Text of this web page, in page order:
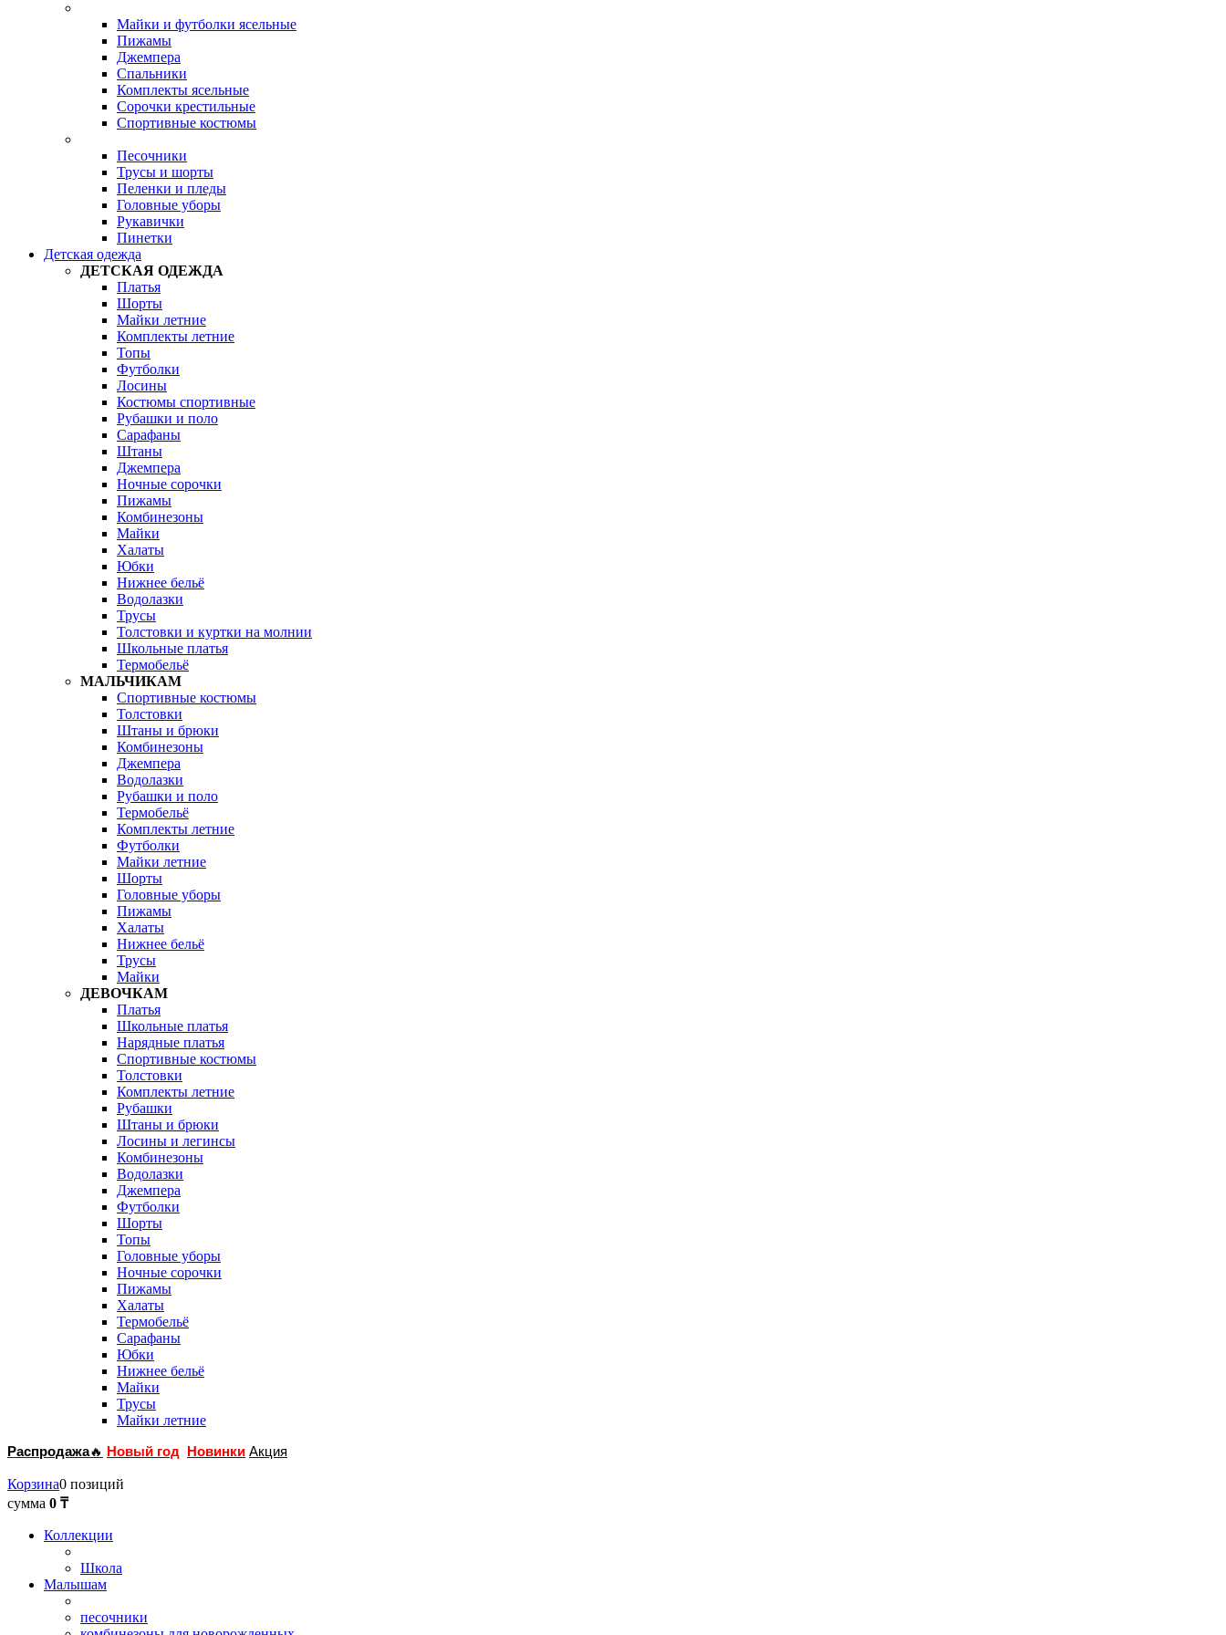
Майки и футболки ясельные
Пижамы
Джемпера
Спальники
Комплекты ясельные
Сорочки крестильные
Спортивные костюмы
Песочники
Трусы и шорты
Пеленки и пледы
Головные уборы
Рукавички
Пинетки
Детская одежда
ДЕТСКАЯ ОДЕЖДА
Платья
Шорты
Майки летние
Комплекты летние
Топы
Футболки
Лосины
Костюмы спортивные
Рубашки и поло
Сарафаны
Штаны
Джемпера
Ночные сорочки
Пижамы
Комбинезоны
Майки
Халаты
Юбки
Нижнее бельё
Водолазки
Трусы
Толстовки и куртки на молнии
Школьные платья
Термобельё
МАЛЬЧИКАМ
Спортивные костюмы
Толстовки
Штаны и брюки
Комбинезоны
Джемпера
Водолазки
Рубашки и поло
Термобельё
Комплекты летние
Футболки
Майки летние
Шорты
Головные уборы
Пижамы
Халаты
Нижнее бельё
Трусы
Майки
ДЕВОЧКАМ
Платья
Школьные платья
Нарядные платья
Спортивные костюмы
Толстовки
Комплекты летние
Рубашки
Штаны и брюки
Лосины и легинсы
Комбинезоны
Водолазки
Джемпера
Футболки
Шорты
Топы
Головные уборы
Ночные сорочки
Пижамы
Халаты
Термобельё
Сарафаны
Юбки
Нижнее бельё
Майки
Трусы
Майки летние
Распродажа🔥 Новый год Новинки Акция
Корзина0 позиций
сумма 0 ₸
Коллекции
Школа
Малышам
песочники